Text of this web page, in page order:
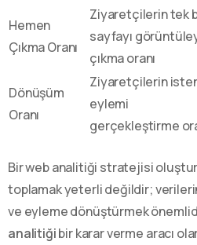
Hemen
Çıkma Oranı
Ziyaretçilerin tek
sayfayı
çıkma oranı
Dönüşüm
Oranı
Ziyaretçilerin
eylemi
gerçekleştirme
Bir web analitiği stratejisi
toplamak yeterli değildir;
ve eyleme dönüştürmek
analitiğibir karar verme aracı